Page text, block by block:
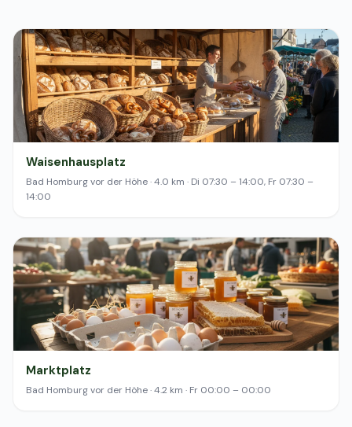
Waisenhausplatz
Bad Homburg vor der Höhe · 4.0 km · Di 07:30 – 14:00, Fr 07:30 –
14:00
Marktplatz
Bad Homburg vor der Höhe · 4.2 km · Fr 00:00 – 00:00